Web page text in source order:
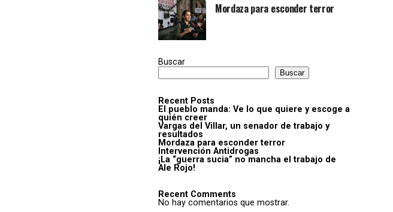
Mordaza para esconder terror
Buscar
Buscar
Recent Posts
El pueblo manda: Ve lo que quiere y escoge a
quién creer
Vargas del Villar, un senador de trabajo y
resultados
Mordaza para esconder terror
Intervención Antidrogas
¡La “guerra sucia” no mancha el trabajo de
Ale Rojo!
Recent Comments
No hay comentarios que mostrar.